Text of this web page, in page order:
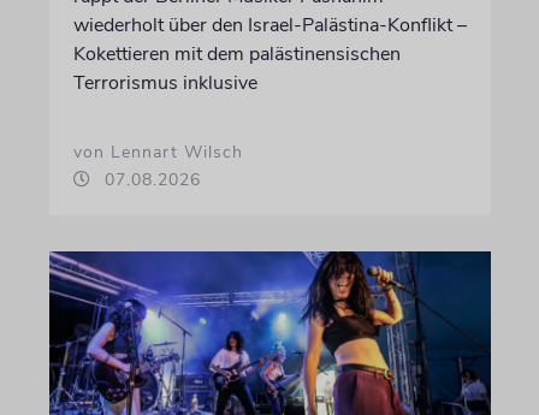
wiederholt über den Israel-Palästina-Konflikt –
Kokettieren mit dem palästinensischen
Terrorismus inklusive
von Lennart Wilsch
07.08.2026